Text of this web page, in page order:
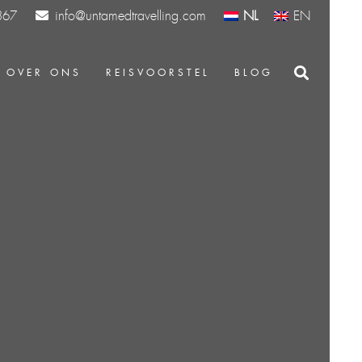
info@untamedtravelling.com NL EN
OVER ONS REISVOORSTEL BLOG